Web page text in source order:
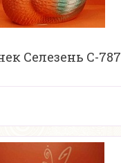
Селезень С-787